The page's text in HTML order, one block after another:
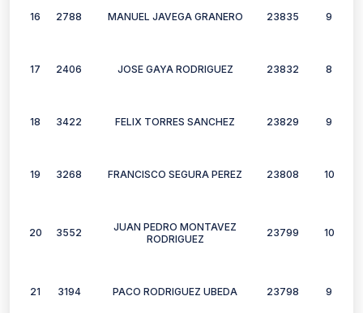
16 2788 MANUEL JAVEGA GRANERO 23835 9
17 2406 JOSE GAYA RODRIGUEZ 23832 8
18 3422 FELIX TORRES SANCHEZ 23829 9
19 3268 FRANCISCO SEGURA PEREZ 23808 10
20 3552
JUAN PEDRO MONTAVEZ
RODRIGUEZ
23799 10
21 3194 PACO RODRIGUEZ UBEDA 23798 9